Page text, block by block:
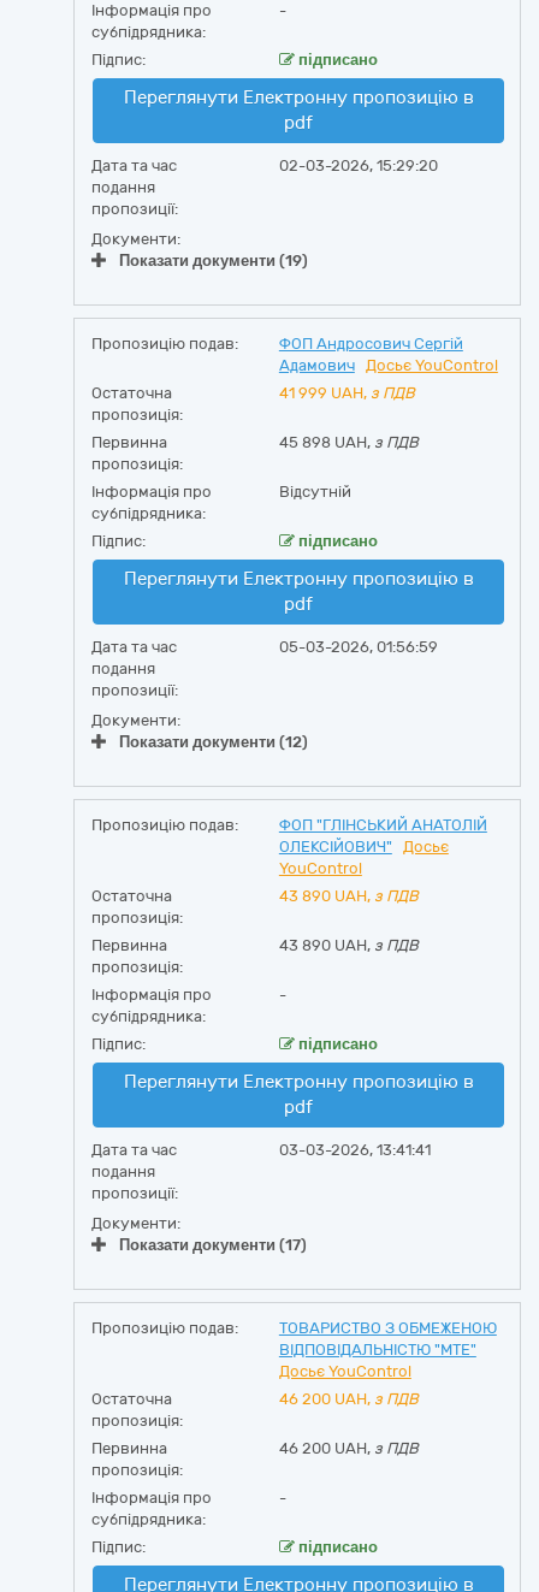
Інформація про
субпідрядника:
-
Підпис: підписано
Переглянути Електронну пропозицію в
pdf
Дата та час
подання
пропозиції:
02-03-2026, 15:29:20
Документи:
Показати документи (19)
Пропозицію подав:
ФОП Андросович Сергій
Адамович
Досьє YouControl
Остаточна
пропозиція:
41 999 UAH, з ПДВ
Первинна
пропозиція:
45 898 UAH, з ПДВ
Інформація про
субпідрядника:
Відсутній
Підпис: підписано
Переглянути Електронну пропозицію в
pdf
Дата та час
подання
пропозиції:
05-03-2026, 01:56:59
Документи:
Показати документи (12)
Пропозицію подав:
ФОП "ГЛІНСЬКИЙ АНАТОЛІЙ
ОЛЕКСІЙОВИЧ"
Досьє
YouControl
Остаточна
пропозиція:
43 890 UAH, з ПДВ
Первинна
пропозиція:
43 890 UAH, з ПДВ
Інформація про
субпідрядника:
-
Підпис: підписано
Переглянути Електронну пропозицію в
pdf
Дата та час
подання
пропозиції:
03-03-2026, 13:41:41
Документи:
Показати документи (17)
Пропозицію подав:
ТОВАРИСТВО З ОБМЕЖЕНОЮ
ВІДПОВІДАЛЬНІСТЮ "МТЕ"
Досьє YouControl
Остаточна
пропозиція:
46 200 UAH, з ПДВ
Первинна
пропозиція:
46 200 UAH, з ПДВ
Інформація про
субпідрядника:
-
Підпис: підписано
Переглянути Електронну пропозицію в